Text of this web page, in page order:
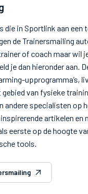
die in Sportlink aan een
de Trainersmailing
of coach maar wil
je dan hieronder aan.
upprogramma’s,
van fysieke
andere specialisten op
artikelen en
eerste op de hoogte
tools.